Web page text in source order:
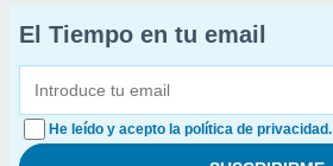
El Tiempo en tu email
He leído y acepto la política de privacidad.